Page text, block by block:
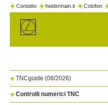
Contatto heidenhain.it Colofon
TNCguide (08/2026)
Controlli numerici TNC